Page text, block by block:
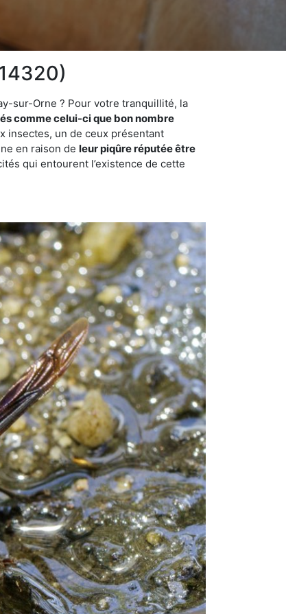
sur-Orne ? Pour votre tranquillité, la
comme celui-ci que bon nombre
insectes, un de ceux présentant
en raison de leur piqûre réputée être
qui entourent l’existence de cette